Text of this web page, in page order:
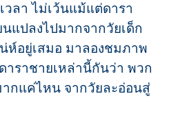
ลา ไม่เว้นแม้แต่ดารา
แปลงไปมากจากวัยเด็ก
ห์อยู่เสมอ มาลองชมภาพ
าราชายเหล่านี้กันว่า พวก
ากแค่ไหน จากวัยละอ่อนสู่